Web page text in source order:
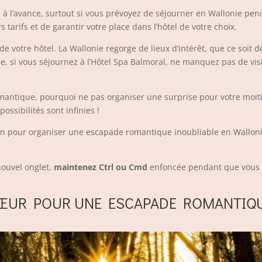
l’avance, surtout si vous prévoyez de séjourner en Wallonie
tarifs et de garantir votre place dans l’hôtel de votre choix.
votre hôtel. La Wallonie regorge de lieux d’intérêt, que ce soit
si vous séjournez à l’Hôtel Spa Balmoral, ne manquez pas de
pourquoi ne pas organiser une surprise pour votre
sont infinies !
pour organiser une escapade romantique inoubliable en
onglet, maintenez Ctrl ou Cmd enfoncée pendant que vous
POUR UNE ESCAPADE